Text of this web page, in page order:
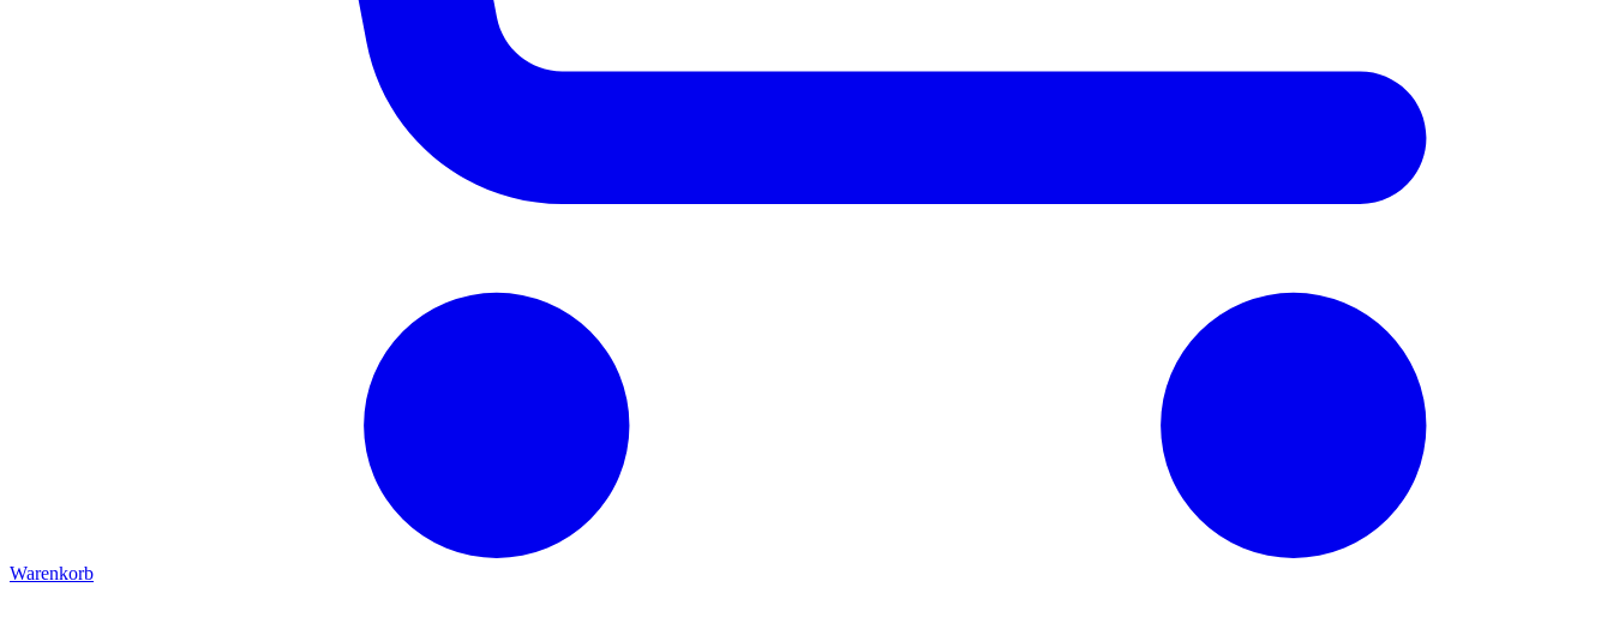
Warenkorb